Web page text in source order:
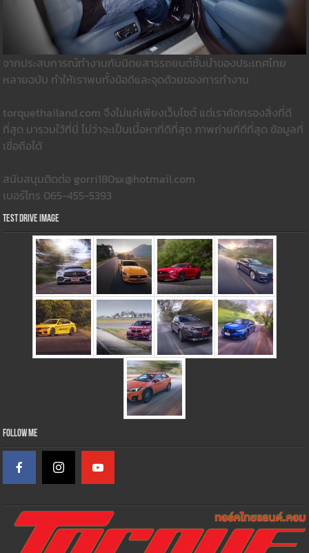
จากประสบการณ์ทำงานกับนิตยสารรถยนต์ชั้นนำของประเทศไทย
หลายฉบับ ทำให้เราพบทั้งข้อดีและจุดด้วยของการทำงาน
torquethailand.com จึงไม่แค่เพียงเว็บไซต์ แต่เราคัดกรองสิ่งที่ดี
ที่สุด มารวมใว้ที่นี่ ไม่ว่าจะเป็นเนื้อหาที่ดีที่สุด ภาพถ่ายที่ดีที่สุด ข้อมูลที่
เชื่อถือได้
สนับสนุนติดต่อ gorri180sx@hotmail.com
เบอร์โทร 065-455-5393
Test Drive Image
Follow Me